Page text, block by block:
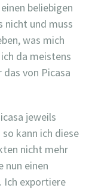
beliebigen
nicht und muss
was mich
da meistens
von Picasa
jeweils
kann ich diese
nicht mehr
nun einen
Ich exportiere